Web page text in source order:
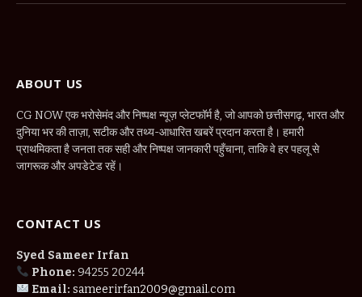
ABOUT US
CG NOW एक भरोसेमंद और निष्पक्ष न्यूज़ प्लेटफॉर्म है, जो आपको छत्तीसगढ़, भारत और
दुनिया भर की ताज़ा, सटीक और तथ्य-आधारित खबरें प्रदान करता है। हमारी
प्राथमिकता है जनता तक सही और निष्पक्ष जानकारी पहुँचाना, ताकि वे हर पहलू से
जागरूक और अपडेटेड रहें।
CONTACT US
Syed Sameer Irfan
Phone: 94255 20244
Email: sameerirfan2009@gmail.com